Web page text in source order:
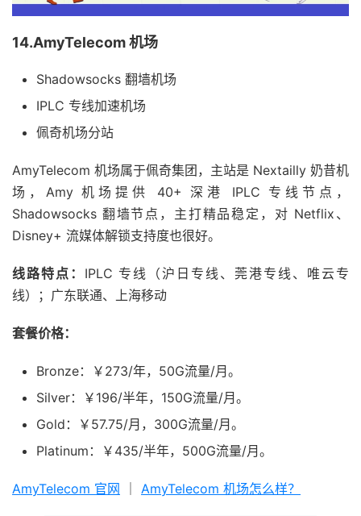
14.AmyTelecom 机场
Shadowsocks 翻墙机场
IPLC 专线加速机场
佩奇机场分站
AmyTelecom 机场属于佩奇集团，主站是 Nextailly 奶昔机
场，Amy 机场提供 40+ 深港 IPLC 专线节点，
Shadowsocks 翻墙节点，主打精品稳定，对 Netflix、
Disney+ 流媒体解锁支持度也很好。
线路特点： IPLC 专线（沪日专线、莞港专线、唯云专
线）；广东联通、上海移动
套餐价格：
Bronze：￥273/年，50G流量/月。
Silver：￥196/半年，150G流量/月。
Gold：￥57.75/月，300G流量/月。
Platinum：￥435/半年，500G流量/月。
AmyTelecom 官网 AmyTelecom 机场怎么样？